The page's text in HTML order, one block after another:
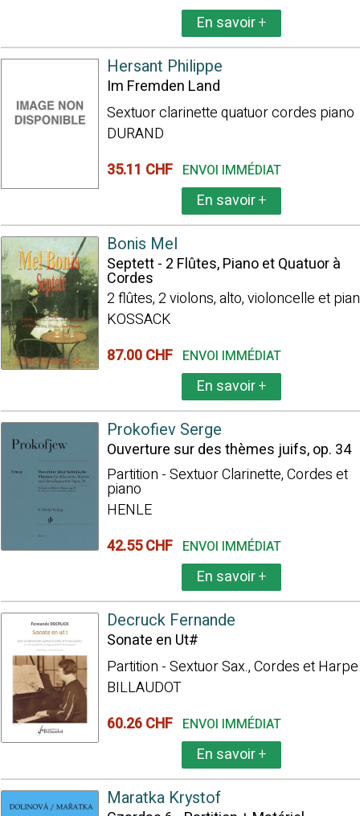
En savoir+
Hersant Philippe
Im Fremden Land
Sextuor clarinette quatuor cordes piano
DURAND
35.11 CHF ENVOI IMMÉDIAT
En savoir+
Bonis Mel
Septett - 2 Flûtes, Piano et Quatuor à
Cordes
2 flûtes, 2 violons, alto, violoncelle et
KOSSACK
87.00 CHF ENVOI IMMÉDIAT
En savoir+
Prokofiev Serge
Ouverture sur des thèmes juifs, op. 34
Partition - Sextuor Clarinette, Cordes et
piano
HENLE
42.55 CHF ENVOI IMMÉDIAT
En savoir+
Decruck Fernande
Sonate en Ut#
Partition - Sextuor Sax., Cordes et Harpe
BILLAUDOT
60.26 CHF ENVOI IMMÉDIAT
En savoir+
Maratka Krystof